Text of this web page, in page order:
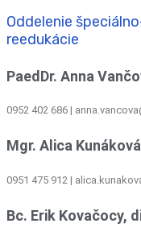
Oddelenie
reedukácie
PaedDr. Anna
0952 402 686 |
Mgr. Alica Kunáková
0951 475 912 |
Bc. Erik Kovačocy,